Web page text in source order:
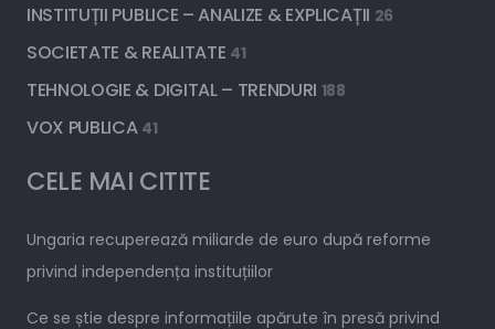
INSTITUȚII PUBLICE – ANALIZE & EXPLICAȚII 26
SOCIETATE & REALITATE 41
TEHNOLOGIE & DIGITAL – TRENDURI 188
VOX PUBLICA 41
CELE MAI CITITE
Ungaria recuperează miliarde de euro după reforme
privind independența instituțiilor
Ce se știe despre informațiile apărute în presă privind